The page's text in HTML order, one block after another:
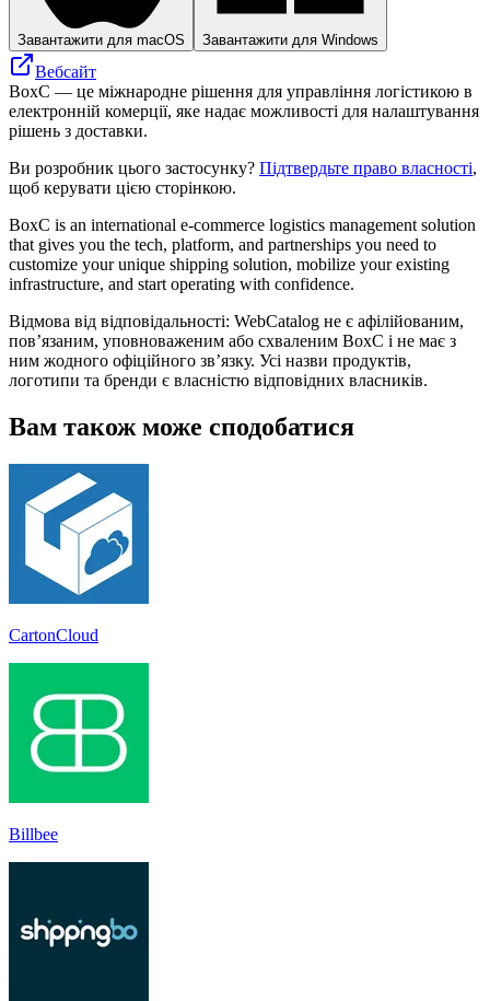
Завантажити для macOS Завантажити для Windows
Вебсайт
BoxC — це міжнародне рішення для управління логістикою в
електронній комерції, яке надає можливості для налаштування
рішень з доставки.
Ви розробник цього застосунку? Підтвердьте право власності,
щоб керувати цією сторінкою.
BoxC is an international e-commerce logistics management solution
that gives you the tech, platform, and partnerships you need to
customize your unique shipping solution, mobilize your existing
infrastructure, and start operating with confidence.
Відмова від відповідальності: WebCatalog не є афілійованим,
пов’язаним, уповноваженим або схваленим BoxC і не має з
ним жодного офіційного зв’язку. Усі назви продуктів,
логотипи та бренди є власністю відповідних власників.
Вам також може сподобатися
CartonCloud
Billbee